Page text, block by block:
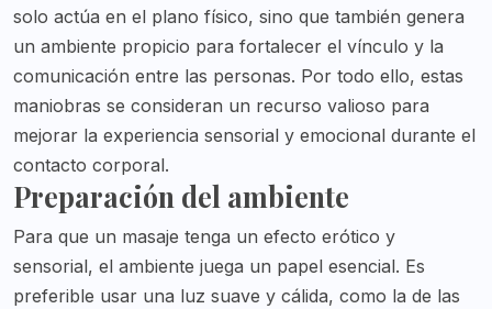
solo actúa en el plano físico, sino que también genera
un ambiente propicio para fortalecer el vínculo y la
comunicación entre las personas. Por todo ello, estas
maniobras se consideran un recurso valioso para
mejorar la experiencia sensorial y emocional durante el
contacto corporal.
Preparación del ambiente
Para que un masaje tenga un efecto erótico y
sensorial, el ambiente juega un papel esencial. Es
preferible usar una luz suave y cálida, como la de las